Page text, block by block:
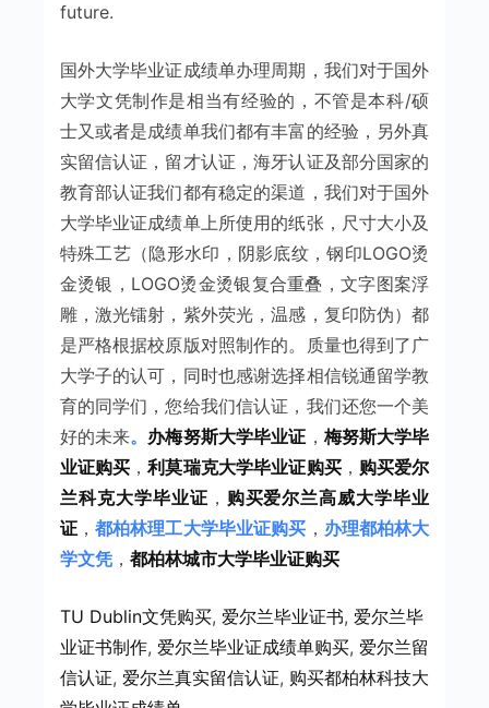
future.
国外大学毕业证成绩单办理周期，我们对于国外
大学文凭制作是相当有经验的，不管是本科/硕
士又或者是成绩单我们都有丰富的经验，另外真
实留信认证，留才认证，海牙认证及部分国家的
教育部认证我们都有稳定的渠道，我们对于国外
大学毕业证成绩单上所使用的纸张，尺寸大小及
特殊工艺（隐形水印，阴影底纹，钢印LOGO烫
金烫银，LOGO烫金烫银复合重叠，文字图案浮
雕，激光镭射，紫外荧光，温感，复印防伪）都
是严格根据校原版对照制作的。质量也得到了广
大学子的认可，同时也感谢选择相信锐通留学教
育的同学们，您给我们信认证，我们还您一个美
好的未来。 办梅努斯大学毕业证 ， 梅努斯大学毕
业证购买 ，利莫瑞克大学毕业证购买， 购买爱尔
兰科克大学毕业证 ， 购买爱尔兰高威大学毕业
证， 都柏林理工大学毕业证购买 ， 办理都柏林大
学文凭， 都柏林城市大学毕业证购买
TU Dublin文凭购买, 爱尔兰毕业证书, 爱尔兰毕
业证书制作, 爱尔兰毕业证成绩单购买, 爱尔兰留
信认证, 爱尔兰真实留信认证, 购买都柏林科技大